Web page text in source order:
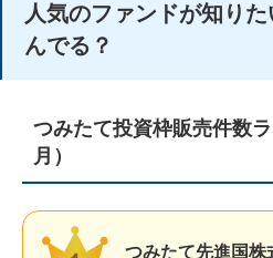
人気のファンドが知り
んでる？
つみたて投資枠販売件数
月）
つみたて先進国株